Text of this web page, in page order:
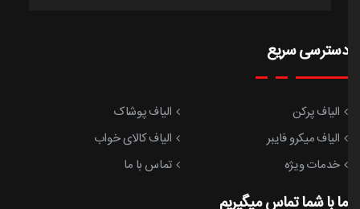
دسترسی سریع
الیاف پرکن
الیاف پوشاک
الیاف میکرو فایبر
الیاف کالای خواب
خدمات ویژه
تماس با ما
ما با شما تماس میگیریم